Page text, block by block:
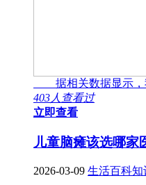
据相关数据显示，
403人查看过
立即查看
儿童脑瘫该选哪家
2026-03-09 生活百科知